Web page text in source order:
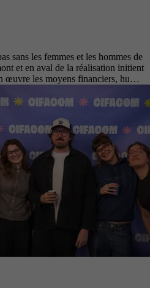
sans les femmes et les hommes de
et en aval de la réalisation initient
œuvre les moyens financiers, hu…